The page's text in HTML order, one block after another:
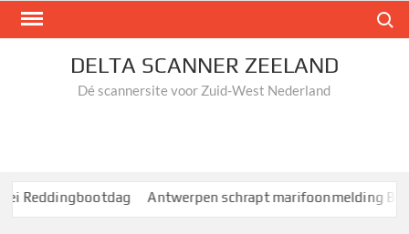
Zoek
DELTA SCANNER ZEELAND
Dé scannersite voor Zuid-West Nederland
Antwerpen schrapt marifoonmelding